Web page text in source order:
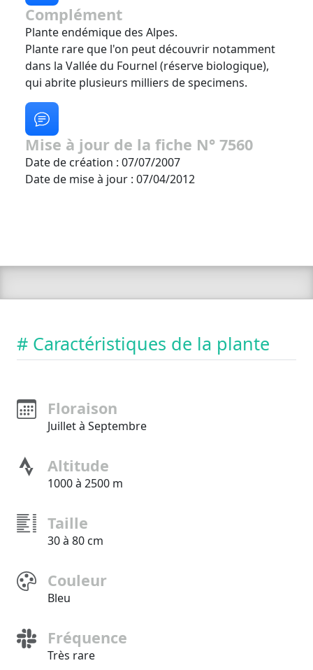
Complément
Plante endémique des Alpes.
Plante rare que l'on peut découvrir notamment
dans la Vallée du Fournel (réserve biologique),
qui abrite plusieurs milliers de specimens.
Mise à jour de la fiche N° 7560
Date de création : 07/07/2007
Date de mise à jour : 07/04/2012
# Caractéristiques de la plante
Floraison
Juillet à Septembre
Altitude
1000 à 2500 m
Taille
30 à 80 cm
Couleur
Bleu
Fréquence
Très rare